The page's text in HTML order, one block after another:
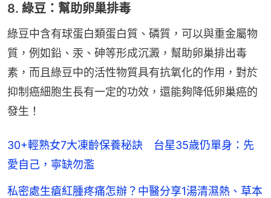
8. 綠豆：幫助卵巢排毒
綠豆中含有球蛋白類蛋白質、磷質，可以與重金屬物
質，例如鉛、汞、砷等形成沉澱，幫助卵巢排出毒
素，而且綠豆中的活性物質具有抗氧化的作用，對於
抑制癌細胞生長有一定的功效，還能夠降低卵巢癌的
發生！
30+輕熟女7大凍齡保養秘訣 台星35歲仍單身：先
愛自己，寧缺勿濫
私密處生瘡紅腫疼痛怎辦？中醫分享1湯清濕熱、草本